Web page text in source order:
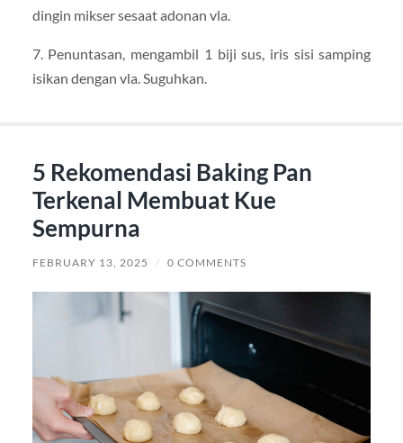
dingin mikser sesaat adonan vla.
7. Penuntasan, mengambil 1 biji sus, iris sisi samping
isikan dengan vla. Suguhkan.
5 Rekomendasi Baking Pan
Terkenal Membuat Kue
Sempurna
FEBRUARY 13, 2025 / 0 COMMENTS